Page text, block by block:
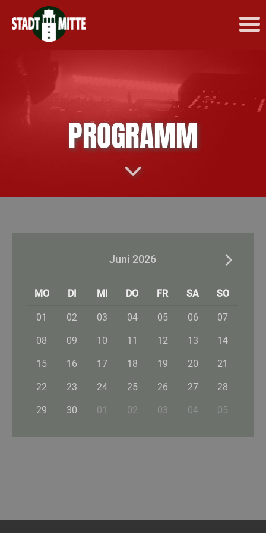
PROGRAMM
Juni 2026
MO DI MI DO FR SA SO
01 02 03 04 05 06 07
08 09 10 11 12 13 14
15 16 17 18 19 20 21
22 23 24 25 26 27 28
29 30 01 02 03 04 05